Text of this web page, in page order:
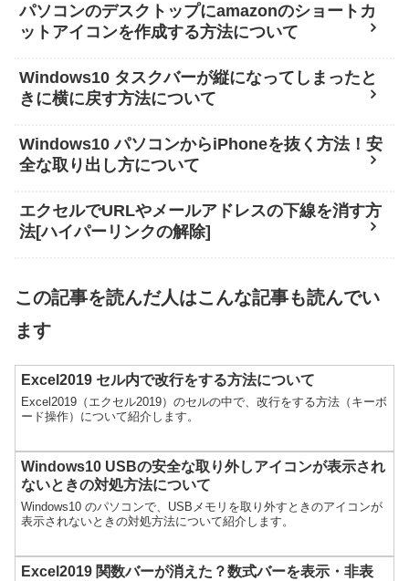
パソコンのデスクトップにamazonのショートカ
ットアイコンを作成する方法について
Windows10 タスクバーが縦になってしまったと
きに横に戻す方法について
Windows10 パソコンからiPhoneを抜く方法！安
全な取り出し方について
エクセルでURLやメールアドレスの下線を消す方
法[ハイパーリンクの解除]
この記事を読んだ人はこんな記事も読んでい
ます
Excel2019 セル内で改行をする方法について
Excel2019（エクセル2019）のセルの中で、改行をする方法（キーボ
ード操作）について紹介します。
Windows10 USBの安全な取り外しアイコンが表示され
ないときの対処方法について
Windows10 のパソコンで、USBメモリを取り外すときのアイコンが
表示されないときの対処方法について紹介します。
Excel2019 関数バーが消えた？数式バーを表示・非表